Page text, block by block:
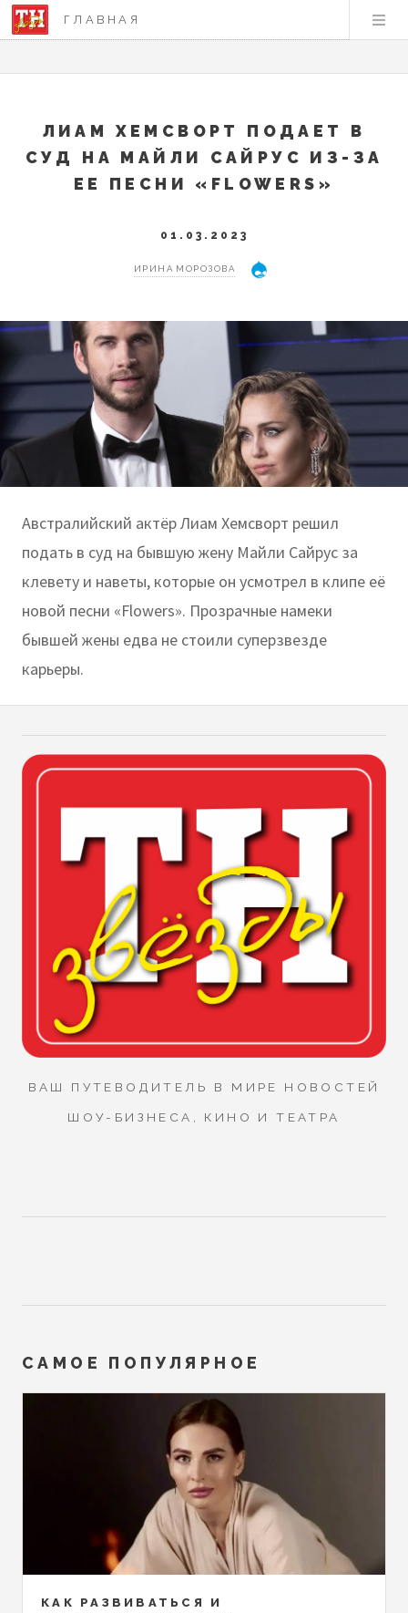
ГЛАВНАЯ
ЛИАМ ХЕМСВОРТ ПОДАЕТ В
СУД НА МАЙЛИ САЙРУС ИЗ-ЗА
ЕЕ ПЕСНИ «FLOWERS»
01.03.2023
ИРИНА МОРОЗОВА
Австралийский актёр Лиам Хемсворт решил
подать в суд на бывшую жену Майли Сайрус за
клевету и наветы, которые он усмотрел в клипе её
новой песни «Flowers». Прозрачные намеки
бывшей жены едва не стоили суперзвезде
карьеры.
ВАШ ПУТЕВОДИТЕЛЬ В МИРЕ НОВОСТЕЙ
ШОУ-БИЗНЕСА, КИНО И ТЕАТРА
САМОЕ ПОПУЛЯРНОЕ
КАК РАЗВИВАТЬСЯ И